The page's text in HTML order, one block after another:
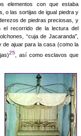
elementos con que estaba
o las sortijas de igual piedra y
de piedras preciosas, y
el recorrido de la lectura del
“cuja de Jacaranda”,
de ajuar para la casa (como la
25 , así como esclavos que